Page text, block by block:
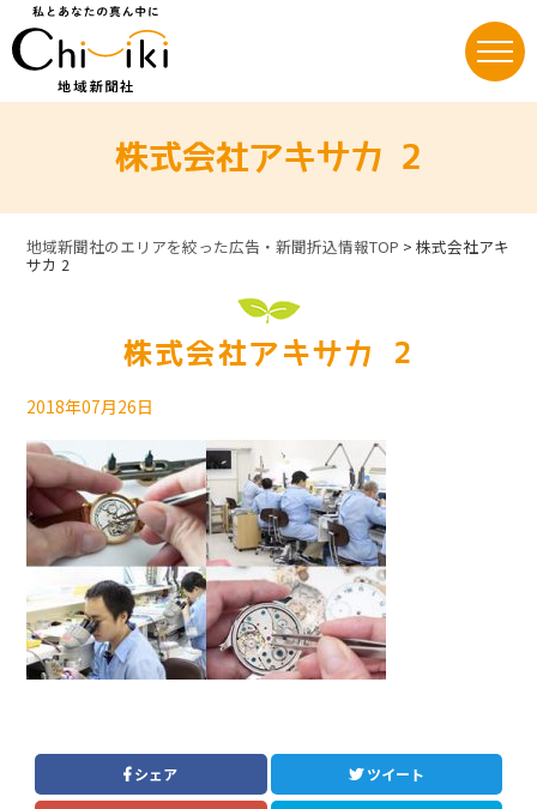
株式会社アキサカ 2
地域新聞社のエリアを絞った広告・新聞折込情報TOP >株式会社アキ
サカ 2
株式会社アキサカ 2
2018年07月26日
シェア ツイート